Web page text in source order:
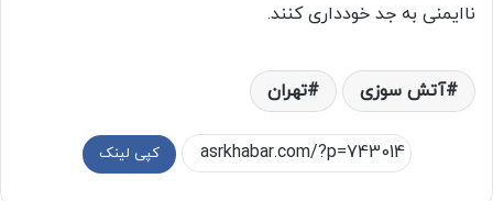
ناایمنی به جد خودداری کنند.
آتش سوزی تهران
کپی لینک